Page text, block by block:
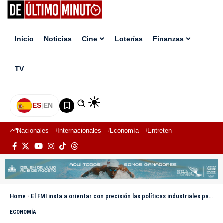
Inicio Noticias Cine Loterías Finanzas
TV
ES|EN
Nacionales Internacionales Economía Entretenimiento
Home - El FMI insta a orientar con precisión las políticas industriales para generar resiliencia
ECONOMÍA